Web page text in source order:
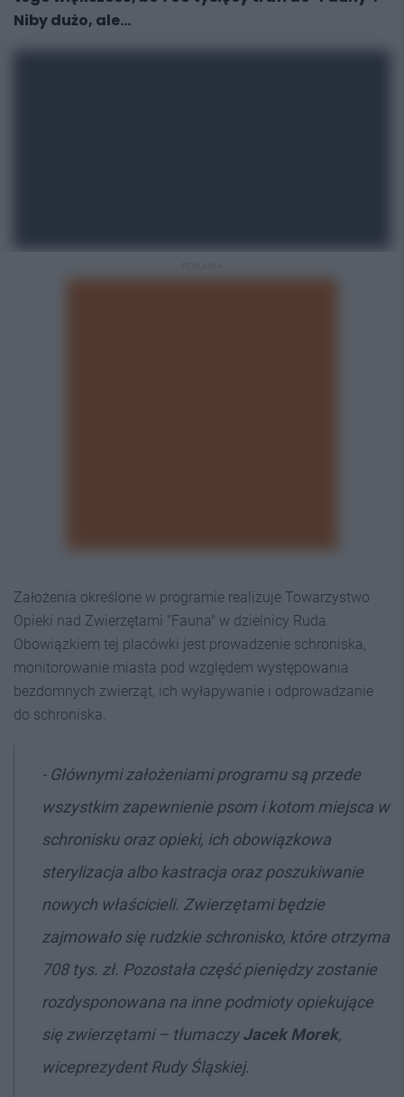
Niby dużo, ale...
Założenia określone w programie realizuje Towarzystwo
Opieki nad Zwierzętami "Fauna" w dzielnicy Ruda.
Obowiązkiem tej placówki jest prowadzenie schroniska,
monitorowanie miasta pod względem występowania
bezdomnych zwierząt, ich wyłapywanie i odprowadzanie
do schroniska.
- Głównymi założeniami programu są przede
wszystkim zapewnienie psom i kotom miejsca w
schronisku oraz opieki, ich obowiązkowa
sterylizacja albo kastracja oraz poszukiwanie
nowych właścicieli. Zwierzętami będzie
zajmowało się rudzkie schronisko, które otrzyma
708 tys. zł. Pozostała część pieniędzy zostanie
rozdysponowana na inne podmioty opiekujące
się zwierzętami – tłumaczyJacek Morek,
wiceprezydent Rudy Śląskiej.